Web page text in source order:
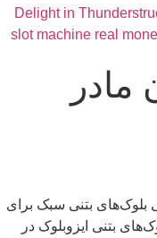
Delight in
slot machine real
بلوک‌های بتنی سبک برای
بتنی ایزوبلوک در